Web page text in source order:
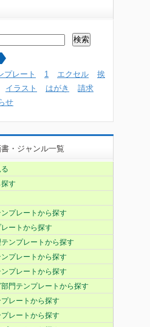
プレート 1 エクセル
挨
イラスト はがき
請求
せ
・ジャンル一覧
す
プレートから探す
ートから探す
ンプレートから探す
プレートから探す
プレートから探す
門テンプレートから探す
レートから探す
レートから探す